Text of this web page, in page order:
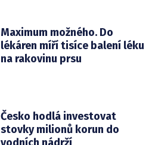
Maximum možného. Do
lékáren míří tisíce balení léku
na rakovinu prsu
Česko hodlá investovat
stovky milionů korun do
vodních nádrží